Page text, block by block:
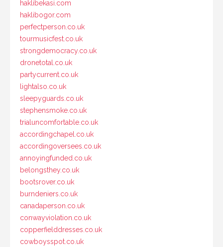
haklibekasi.com
haklibogor.com
perfectperson.co.uk
tourmusicfest.co.uk
strongdemocracy.co.uk
dronetotal.co.uk
partycurrent.co.uk
lightalso.co.uk
sleepyguards.co.uk
stephensmoke.co.uk
trialuncomfortable.co.uk
accordingchapel.co.uk
accordingoversees.co.uk
annoyingfunded.co.uk
belongsthey.co.uk
bootsrover.co.uk
burndeniers.co.uk
canadaperson.co.uk
conwayviolation.co.uk
copperfielddresses.co.uk
cowboysspot.co.uk